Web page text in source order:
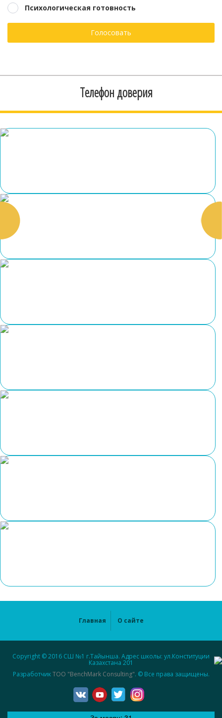
Психологическая готовность
Голосовать
Телефон доверия
Главная О сайте
Copyright © 2016 СШ №1 г.Тайынша. Адрес школы: ул.Конституции
Казахстана 201
РазработчикТОО "BenchMark Consulting". © Все права защищены.